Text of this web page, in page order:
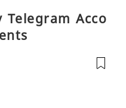
Acco